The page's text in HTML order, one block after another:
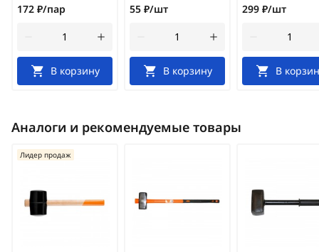
172 ₽/пар
В корзину
55 ₽/шт
В корзину
299 ₽/шт
В
Аналоги и рекомендуемые товары
Лидер продаж